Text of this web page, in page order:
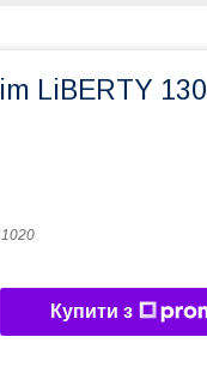
LiBERTY 130
Купити з